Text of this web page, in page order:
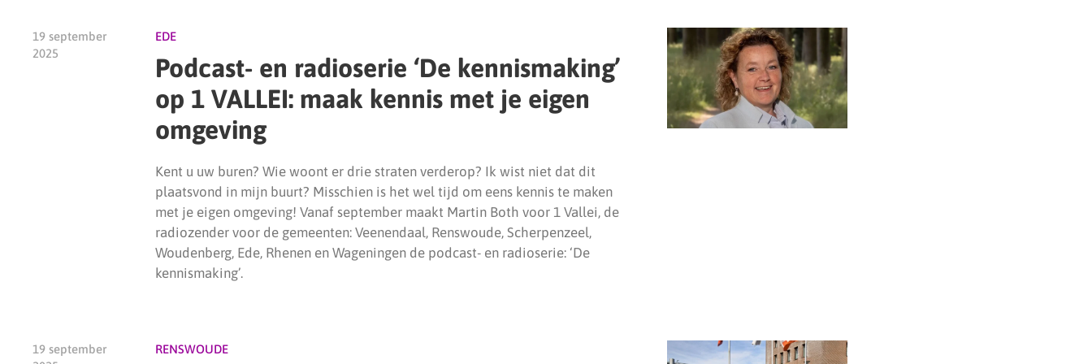
19 september
2025
EDE
Podcast- en radioserie ‘De kennismaking’
op 1 VALLEI: maak kennis met je eigen
omgeving
Kent u uw buren? Wie woont er drie straten verderop? Ik wist niet dat dit
plaatsvond in mijn buurt? Misschien is het wel tijd om eens kennis te maken
met je eigen omgeving! Vanaf september maakt Martin Both voor 1 Vallei, de
radiozender voor de gemeenten: Veenendaal, Renswoude, Scherpenzeel,
Woudenberg, Ede, Rhenen en Wageningen de podcast- en radioserie: ‘De
kennismaking’.
19 september
RENSWOUDE